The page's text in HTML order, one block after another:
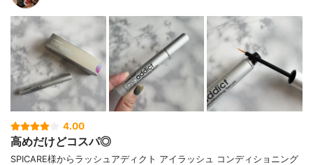
4.00
高めだけどコスパ◎
SPICARE様からラッシュアディクト アイラッシュ コンディショニング